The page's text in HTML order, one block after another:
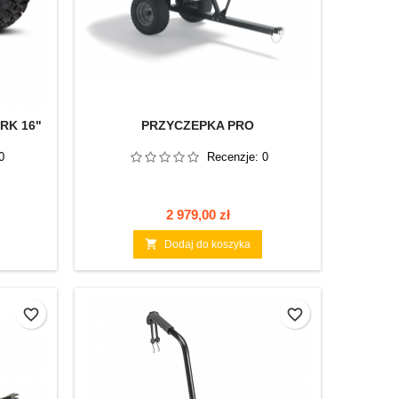
16"
PRZYCZEPKA PRO
Recenzje:0
Cena
2 979,00 zł
 Dodaj do koszyka
favorite_border favorite_border